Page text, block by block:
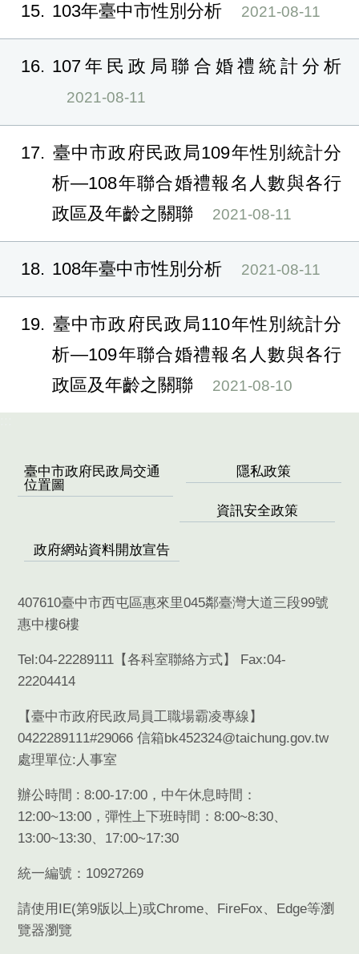
15 103年臺中市性別分析 2021-08-11
16 107年民政局聯合婚禮統計分析
2021-08-11
17
臺中市政府民政局109年性別統計分
析—108年聯合婚禮報名人數與各行
政區及年齡之關聯
2021-08-11
18 108年臺中市性別分析 2021-08-11
19
臺中市政府民政局110年性別統計分
析—109年聯合婚禮報名人數與各行
政區及年齡之關聯
2021-08-10
臺中市政府民政局交通
位置圖
隱私政策
資訊安全政策
政府網站資料開放宣告
407610臺中市西屯區惠來里045鄰臺灣大道三段99號
惠中樓6樓
Tel:04-22289111【各科室聯絡方式】 Fax:04-
22204414
【臺中市政府民政局員工職場霸凌專線】
0422289111#29066 信箱bk452324@taichung.gov.tw
處理單位:人事室
辦公時間 : 8:00-17:00，中午休息時間：
12:00~13:00，彈性上下班時間：8:00~8:30、
13:00~13:30、17:00~17:30
統一編號：10927269
請使用 IE(第9版以上)或Chrome、 FireFox、 Edge等瀏
覽器瀏覽